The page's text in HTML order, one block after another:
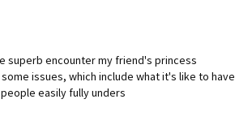
superb encounter my friend's princess
issues, which include what it's like to have
easily fully unders